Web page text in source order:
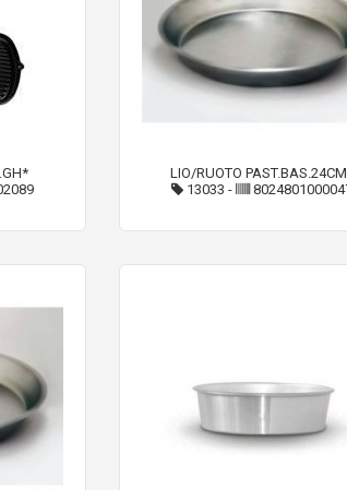
LIO/RUOTO
13033 -